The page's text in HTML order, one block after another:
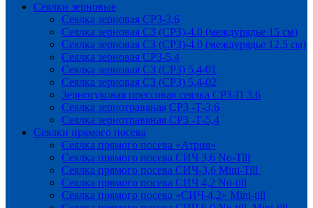
Сеялки зерновые
Сеялка зерновая СРЗ-3,6
Сеялка зерновая СЗ (СРЗ)-4.0 (междурядье 15 см)
Сеялка зерновая СЗ (СРЗ)-4.0 (междурядье 12,5 см)
Сеялка зерновая СРЗ-5,4
Сеялка зерновая СЗ (СРЗ) 5,4-01
Сеялка зерновая СЗ (СРЗ) 5,4-02
Зернотуковая прессовая сеялка СРЗ-П 3.6
Сеялка зернотравяная СРЗ -Т-3,6
Сеялка зернотравяная СРЗ -Т-5,4
Сеялки прямого посева
Сеялка прямого посева «Атрия»
Сеялка прямого посева СИЧ 3,6 No-Till
Сеялка прямого посева СИЧ-3,6 Mini-Till
Сеялка прямого посева СИЧ 4,2 No-till
Сеялка прямого посева «СИЧ-4,2» Mini-till